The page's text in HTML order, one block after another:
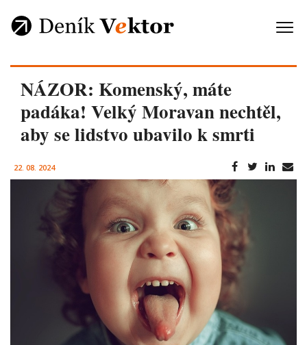
NÁZOR: Komenský, máte
padáka! Velký Moravan nechtěl,
aby se lidstvo ubavilo k smrti
22. 08. 2024